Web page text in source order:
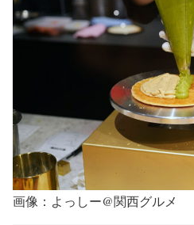
画像：よっしー@関西グルメ